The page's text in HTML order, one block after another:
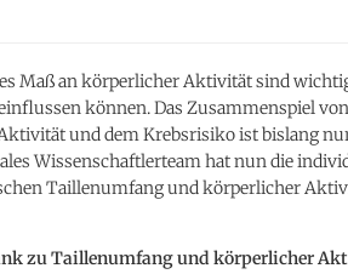
Maß an körperlicher Aktivität sind
können. Das Zusammenspiel von
und dem Krebsrisiko ist bislang
Wissenschaftlerteam hat nun die
Taillenumfang und körperlicher
zu Taillenumfang und körperlicher